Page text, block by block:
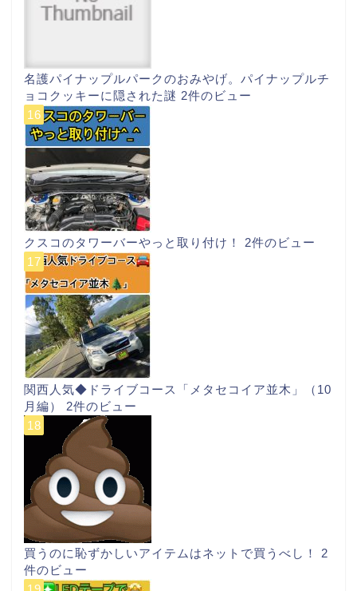
名護パイナップルパークのおみやげ。パイナップルチ
ョコクッキーに隠された謎 2件のビュー
クスコのタワーバーやっと取り付け！ 2件のビュー
関西人気◆ドライブコース「メタセコイア並木」（10
月編） 2件のビュー
買うのに恥ずかしいアイテムはネットで買うべし！ 2
件のビュー